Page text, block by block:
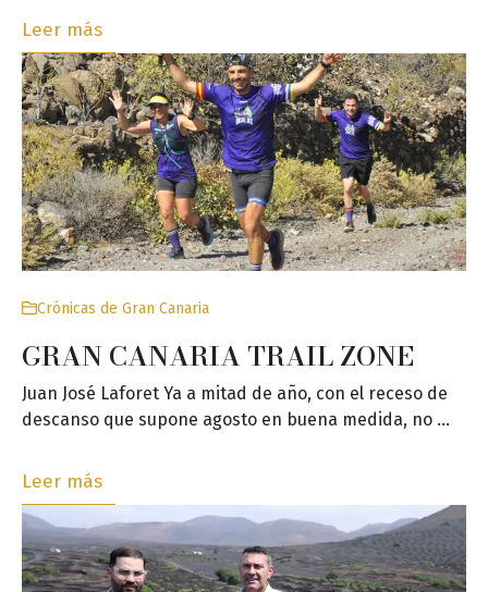
Leer más
Crónicas de Gran Canaria
GRAN CANARIA TRAIL ZONE
Juan José Laforet Ya a mitad de año, con el receso de
descanso que supone agosto en buena medida, no …
Leer más